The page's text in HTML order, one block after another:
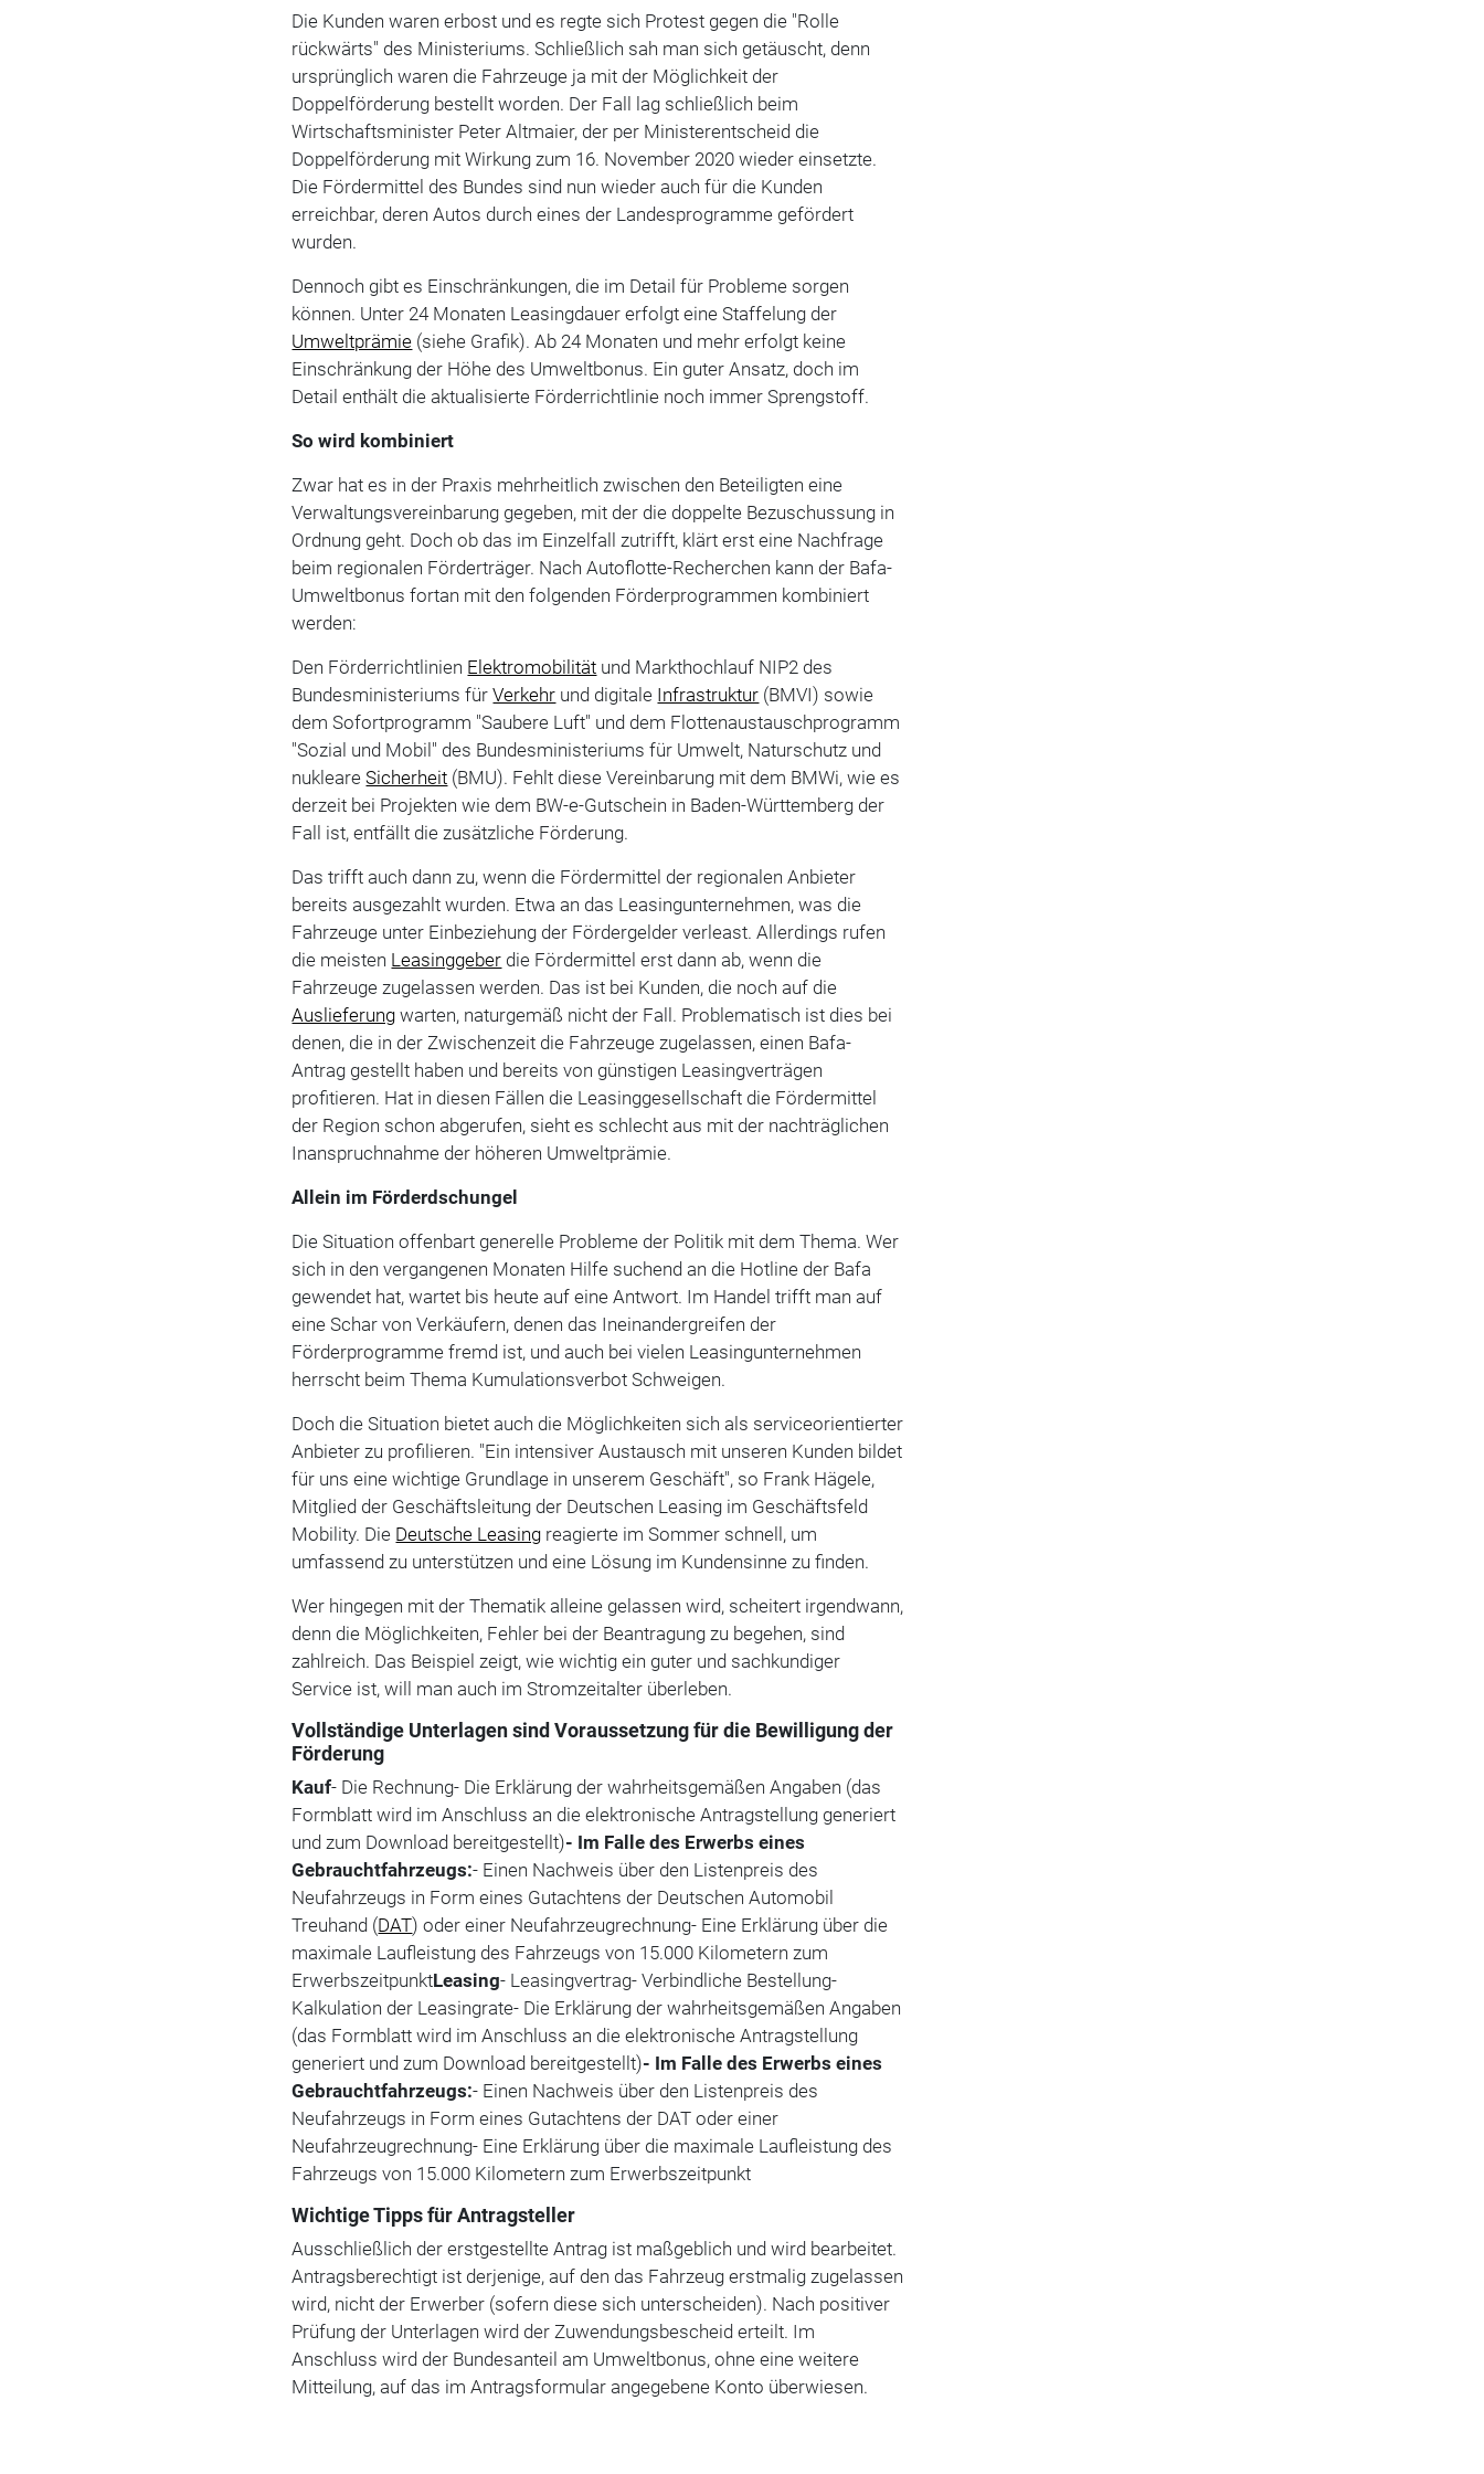
Die Kunden waren erbost und es regte sich Protest gegen die "Rolle
rückwärts" des Ministeriums. Schließlich sah man sich getäuscht, denn
ursprünglich waren die Fahrzeuge ja mit der Möglichkeit der
Doppelförderung bestellt worden. Der Fall lag schließlich beim
Wirtschaftsminister Peter Altmaier, der per Ministerentscheid die
Doppelförderung mit Wirkung zum 16. November 2020 wieder einsetzte.
Die Fördermittel des Bundes sind nun wieder auch für die Kunden
erreichbar, deren Autos durch eines der Landesprogramme gefördert
wurden.
Dennoch gibt es Einschränkungen, die im Detail für Probleme sorgen
können. Unter 24 Monaten Leasingdauer erfolgt eine Staffelung der
Umweltprämie (siehe Grafik). Ab 24 Monaten und mehr erfolgt keine
Einschränkung der Höhe des Umweltbonus. Ein guter Ansatz, doch im
Detail enthält die aktualisierte Förderrichtlinie noch immer Sprengstoff.
So wird kombiniert
Zwar hat es in der Praxis mehrheitlich zwischen den Beteiligten eine
Verwaltungsvereinbarung gegeben, mit der die doppelte Bezuschussung in
Ordnung geht. Doch ob das im Einzelfall zutrifft, klärt erst eine Nachfrage
beim regionalen Förderträger. Nach Autoflotte-Recherchen kann der Bafa-
Umweltbonus fortan mit den folgenden Förderprogrammen kombiniert
werden:
Den Förderrichtlinien Elektromobilität und Markthochlauf NIP2 des
Bundesministeriums fürVerkehr und digitale Infrastruktur (BMVI) sowie
dem Sofortprogramm "Saubere Luft" und dem Flottenaustauschprogramm
"Sozial und Mobil" des Bundesministeriums für Umwelt, Naturschutz und
nukleareSicherheit (BMU). Fehlt diese Vereinbarung mit dem BMWi, wie es
derzeit bei Projekten wie dem BW-e-Gutschein in Baden-Württemberg der
Fall ist, entfällt die zusätzliche Förderung.
Das trifft auch dann zu, wenn die Fördermittel der regionalen Anbieter
bereits ausgezahlt wurden. Etwa an das Leasingunternehmen, was die
Fahrzeuge unter Einbeziehung der Fördergelder verleast. Allerdings rufen
die meisten Leasinggeber die Fördermittel erst dann ab, wenn die
Fahrzeuge zugelassen werden. Das ist bei Kunden, die noch auf die
Auslieferung warten, naturgemäß nicht der Fall. Problematisch ist dies bei
denen, die in der Zwischenzeit die Fahrzeuge zugelassen, einen Bafa-
Antrag gestellt haben und bereits von günstigen Leasingverträgen
profitieren. Hat in diesen Fällen die Leasinggesellschaft die Fördermittel
der Region schon abgerufen, sieht es schlecht aus mit der nachträglichen
Inanspruchnahme der höheren Umweltprämie.
Allein im Förderdschungel
Die Situation offenbart generelle Probleme der Politik mit dem Thema. Wer
sich in den vergangenen Monaten Hilfe suchend an die Hotline der Bafa
gewendet hat, wartet bis heute auf eine Antwort. Im Handel trifft man auf
eine Schar von Verkäufern, denen das Ineinandergreifen der
Förderprogramme fremd ist, und auch bei vielen Leasingunternehmen
herrscht beim Thema Kumulationsverbot Schweigen.
Doch die Situation bietet auch die Möglichkeiten sich als serviceorientierter
Anbieter zu profilieren. "Ein intensiver Austausch mit unseren Kunden bildet
für uns eine wichtige Grundlage in unserem Geschäft", so Frank Hägele,
Mitglied der Geschäftsleitung der Deutschen Leasing im Geschäftsfeld
Mobility. Die Deutsche Leasing reagierte im Sommer schnell, um
umfassend zu unterstützen und eine Lösung im Kundensinne zu finden.
Wer hingegen mit der Thematik alleine gelassen wird, scheitert irgendwann,
denn die Möglichkeiten, Fehler bei der Beantragung zu begehen, sind
zahlreich. Das Beispiel zeigt, wie wichtig ein guter und sachkundiger
Service ist, will man auch im Stromzeitalter überleben.
Vollständige Unterlagen sind Voraussetzung für die Bewilligung der
Förderung
Kauf- Die Rechnung- Die Erklärung der wahrheitsgemäßen Angaben (das
Formblatt wird im Anschluss an die elektronische Antragstellung generiert
und zum Download bereitgestellt)- Im Falle des Erwerbs eines
Gebrauchtfahrzeugs:- Einen Nachweis über den Listenpreis des
Neufahrzeugs in Form eines Gutachtens der Deutschen Automobil
Treuhand (DAT) oder einer Neufahrzeugrechnung- Eine Erklärung über die
maximale Laufleistung des Fahrzeugs von 15.000 Kilometern zum
ErwerbszeitpunktLeasing- Leasingvertrag- Verbindliche Bestellung-
Kalkulation der Leasingrate- Die Erklärung der wahrheitsgemäßen Angaben
(das Formblatt wird im Anschluss an die elektronische Antragstellung
generiert und zum Download bereitgestellt)- Im Falle des Erwerbs eines
Gebrauchtfahrzeugs:- Einen Nachweis über den Listenpreis des
Neufahrzeugs in Form eines Gutachtens der DAT oder einer
Neufahrzeugrechnung- Eine Erklärung über die maximale Laufleistung des
Fahrzeugs von 15.000 Kilometern zum Erwerbszeitpunkt
Wichtige Tipps für Antragsteller
Ausschließlich der erstgestellte Antrag ist maßgeblich und wird bearbeitet.
Antragsberechtigt ist derjenige, auf den das Fahrzeug erstmalig zugelassen
wird, nicht der Erwerber (sofern diese sich unterscheiden). Nach positiver
Prüfung der Unterlagen wird der Zuwendungsbescheid erteilt. Im
Anschluss wird der Bundesanteil am Umweltbonus, ohne eine weitere
Mitteilung, auf das im Antragsformular angegebene Konto überwiesen.